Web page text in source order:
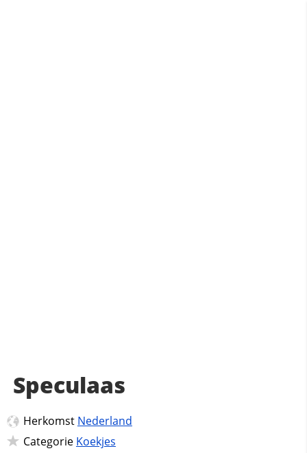
Speculaas
Herkomst Nederland
Categorie Koekjes